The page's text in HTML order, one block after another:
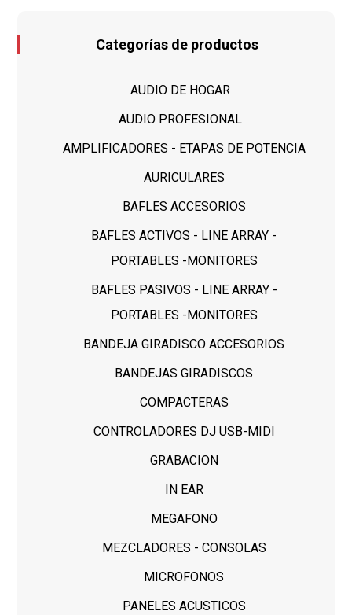
Categorías de productos
AUDIO DE HOGAR
AUDIO PROFESIONAL
AMPLIFICADORES - ETAPAS DE POTENCIA
AURICULARES
BAFLES ACCESORIOS
BAFLES ACTIVOS - LINE ARRAY -
PORTABLES -MONITORES
BAFLES PASIVOS - LINE ARRAY -
PORTABLES -MONITORES
BANDEJA GIRADISCO ACCESORIOS
BANDEJAS GIRADISCOS
COMPACTERAS
CONTROLADORES DJ USB-MIDI
GRABACION
IN EAR
MEGAFONO
MEZCLADORES - CONSOLAS
MICROFONOS
PANELES ACUSTICOS